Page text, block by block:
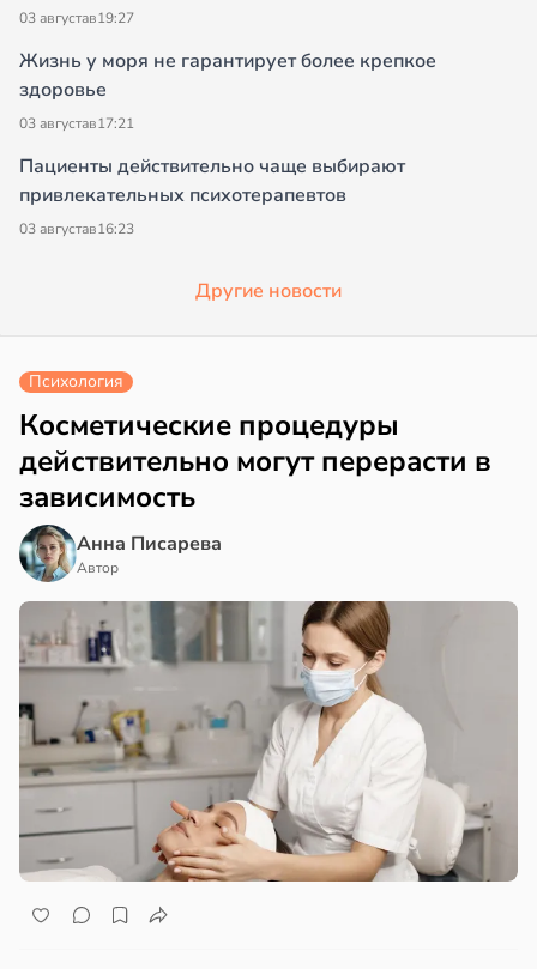
03 августав19:27
Жизнь у моря не гарантирует более крепкое
здоровье
03 августав17:21
Пациенты действительно чаще выбирают
привлекательных психотерапевтов
03 августав16:23
Другие новости
Психология
Косметические процедуры
действительно могут перерасти в
зависимость
Анна Писарева
Автор